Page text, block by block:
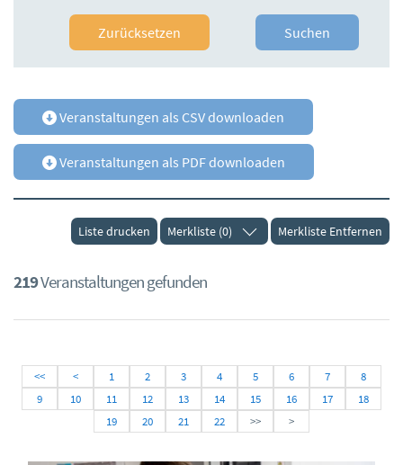
Zurücksetzen Suchen
Veranstaltungen als CSV downloaden
Veranstaltungen als PDF downloaden
Liste drucken Merkliste (0) Merkliste Entfernen
219Veranstaltungen gefunden
<< < 1 2 3 4 5 6 7
8
9
10 11 12 13 14 15 16 17
18
19
20 21 22 >> >